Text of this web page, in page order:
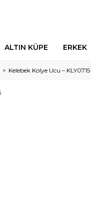
ALTIN KÜPE ERKEK
Kelebek Kolye Ucu – KLY0715